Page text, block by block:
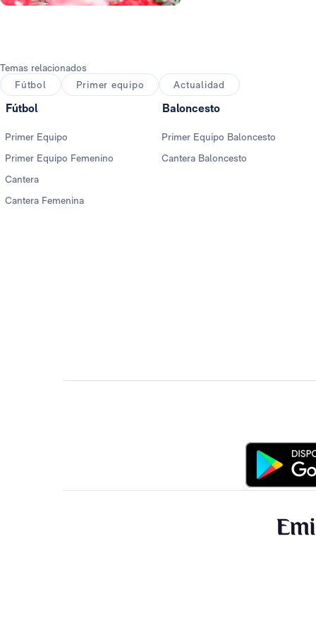
Temas relacionados
Fútbol
Primer equipo Actualidad
Fútbol
Primer Equipo
Primer Equipo Femenino
Cantera
Cantera Femenina
Baloncesto
Primer Equipo Baloncesto
Cantera Baloncesto